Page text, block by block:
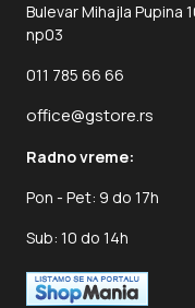
Bulevar Mihajla Pupina
np03
011 785 66 66
office@gstore.rs
Radno vreme:
Pon - Pet: 9 do 17h
Sub: 10 do 14h